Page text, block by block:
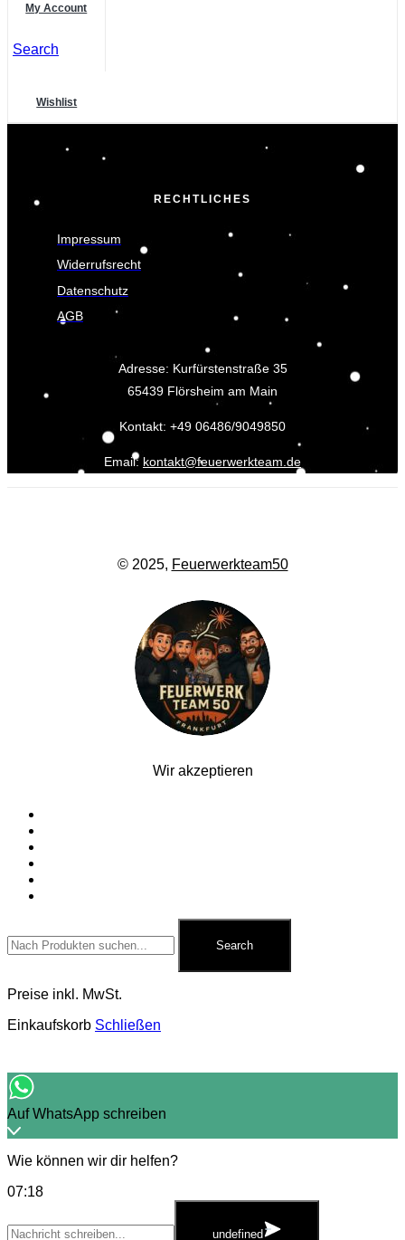
My Account
Search
Wishlist
RECHTLICHES
Impressum
Widerrufsrecht
Datenschutz
AGB
Adresse: Kurfürstenstraße 35
65439 Flörsheim am Main
Kontakt: +49 06486/9049850
Email: kontakt@feuerwerkteam.de
© 2025, Feuerwerkteam50
Wir akzeptieren
for:
Search
Preise inkl. MwSt.
Einkaufskorb Schließen
Auf WhatsApp schreiben
Wie können wir dir helfen?
07:18
Message
undefined